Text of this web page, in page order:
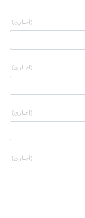
(اجباري)
(اجباري)
(اجباري)
(اجباري)